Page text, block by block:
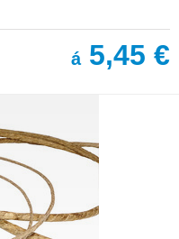
á5,45 €